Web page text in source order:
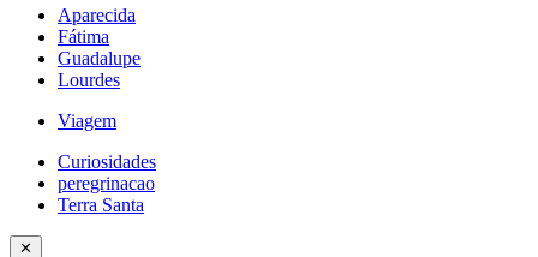
Aparecida
Fátima
Guadalupe
Lourdes
Viagem
Curiosidades
peregrinacao
Terra Santa
✕